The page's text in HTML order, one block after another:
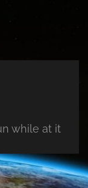
while at it